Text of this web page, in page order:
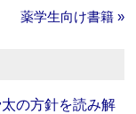
薬学生向け書籍 »
の方針を読み解